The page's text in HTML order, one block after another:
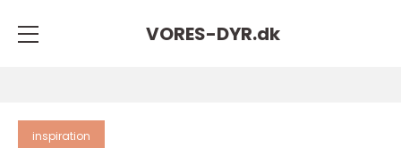
VORES-DYR.dk
inspiration